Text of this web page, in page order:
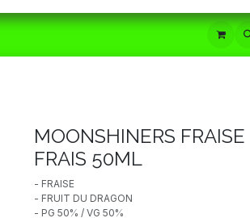
INFORMATIONS
MOONSHINERS
FRAIS 50ML
- FRAISE
- FRUIT DU DRAGON
- PG 50% / VG 50%